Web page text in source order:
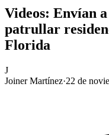
Videos: Envían
patrullar
Florida
J
Joiner Martínez·22 de